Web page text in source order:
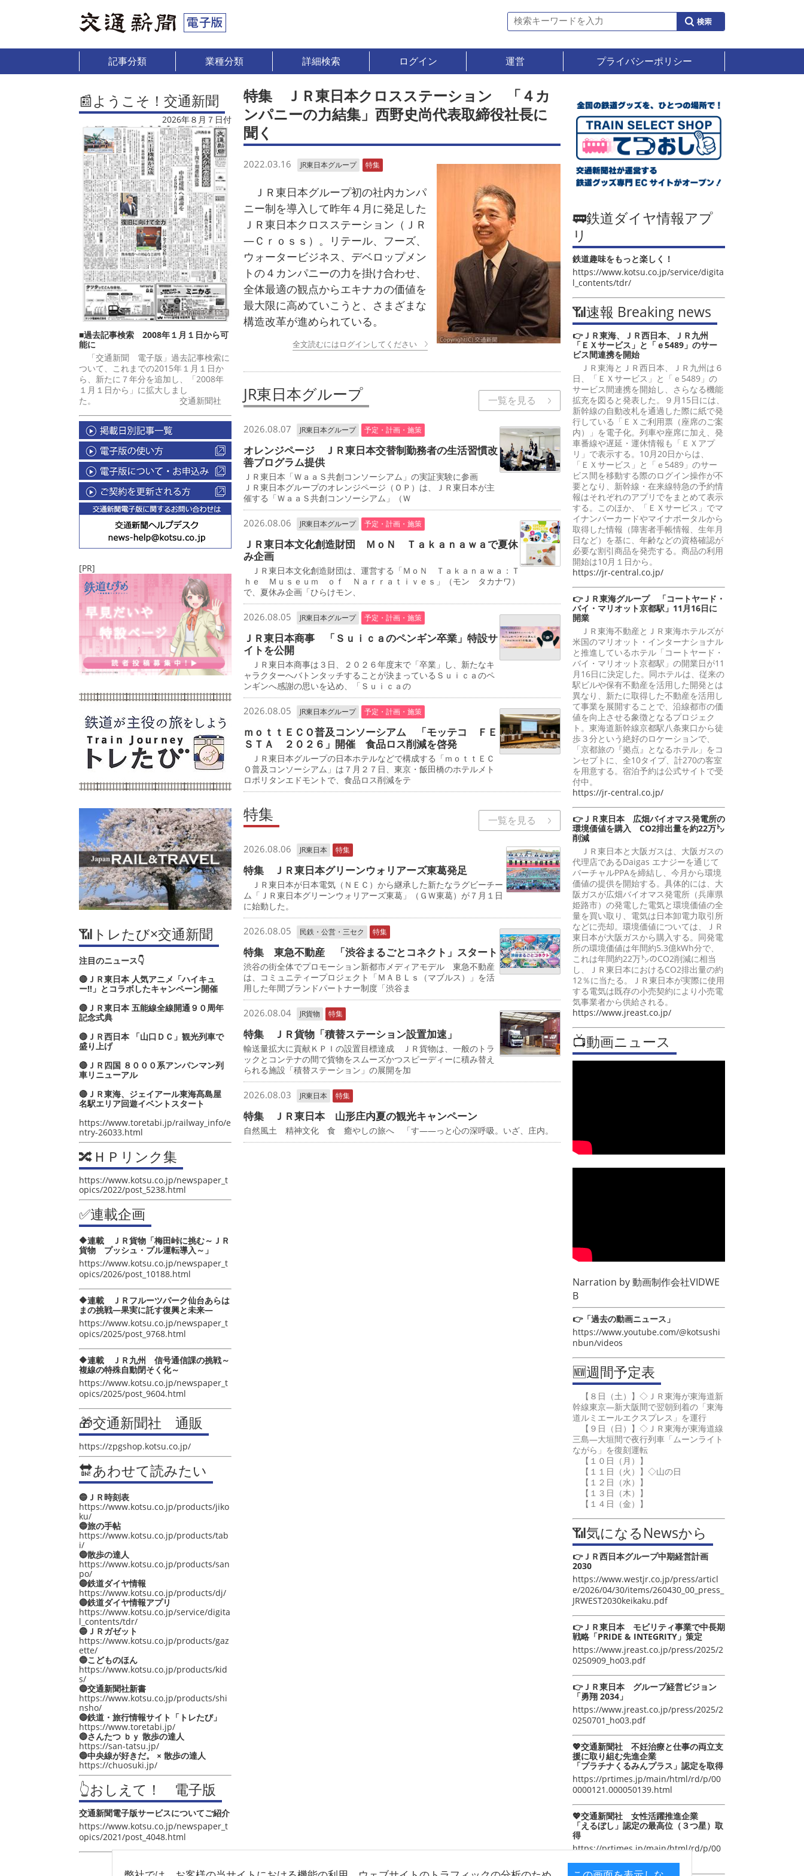
記事分類 業種分類 詳細検索 ログイン 運営 プライバシーポリシー
📰ようこそ！交通新聞
2026年８月７日付
■過去記事検索 2008年１月１日から可
能に
「交通新聞 電子版」過去記事検索に
ついて、これまでの2015年１月１日か
ら、新たに７年分を追加し、「2008年
１月１日から」に拡大しまし
た。 交通新聞社
[PR]
📶トレたび×交通新聞
注目のニュース👇
🔴ＪＲ東日本 人気アニメ「ハイキュ
ー‼」とコラボしたキャンペーン開催
🔴ＪＲ東日本 五能線全線開通９０周年
記念式典
🔴ＪＲ西日本 「山口ＤＣ」観光列車で
盛り上げ
🔴ＪＲ四国 ８０００系アンパンマン列
車リニューアル
🔴ＪＲ東海、ジェイアール東海髙島屋
名駅エリア回遊イベントスタート
https://www.toretabi.jp/railway_info/e
ntry-26033.html
🔀ＨＰリンク集
https://www.kotsu.co.jp/newspaper_t
opics/2022/post_5238.html
✅連載企画
🔶連載 ＪＲ貨物「梅田峠に挑む～ＪＲ
貨物 プッシュ・プル運転導入～」
https://www.kotsu.co.jp/newspaper_t
opics/2026/post_10188.html
🔶連載 ＪＲフルーツパーク仙台あらは
まの挑戦―果実に託す復興と未来―
https://www.kotsu.co.jp/newspaper_t
opics/2025/post_9768.html
🔶連載 ＪＲ九州 信号通信課の挑戦～
複線の特殊自動閉そく化～
https://www.kotsu.co.jp/newspaper_t
opics/2025/post_9604.html
🎁交通新聞社 通販
https://zpgshop.kotsu.co.jp/
🔛あわせて読みたい
🔵ＪＲ時刻表
https://www.kotsu.co.jp/products/jiko
ku/
🔵旅の手帖
https://www.kotsu.co.jp/products/tab
i/
🔵散歩の達人
https://www.kotsu.co.jp/products/san
po/
🔵鉄道ダイヤ情報
https://www.kotsu.co.jp/products/dj/
🔵鉄道ダイヤ情報アプリ
https://www.kotsu.co.jp/service/digita
l_contents/tdr/
🔵ＪＲガゼット
https://www.kotsu.co.jp/products/gaz
ette/
🔵こどものほん
https://www.kotsu.co.jp/products/kid
s/
🔵交通新聞社新書
https://www.kotsu.co.jp/products/shi
nsho/
🔵鉄道・旅行情報サイト「トレたび」
https://www.toretabi.jp/
🔵さんたつ ｂｙ 散歩の達人
https://san-tatsu.jp/
🔵中央線が好きだ。 × 散歩の達人
https://chuosuki.jp/
👆おしえて！ 電子版
交通新聞電子版サービスについてご紹介
https://www.kotsu.co.jp/newspaper_t
opics/2021/post_4048.html
特集 ＪＲ東日本クロスステーション 「４カ
ンパニーの力結集」西野史尚代表取締役社長に
聞く
2022.03.16 JR東日本グループ 特集
ＪＲ東日本グループ初の社内カンパ
ニー制を導入して昨年４月に発足した
ＪＲ東日本クロスステーション（ＪＲ
―Ｃｒｏｓｓ）。リテール、フーズ、
ウォータービジネス、デベロップメン
トの４カンパニーの力を掛け合わせ、
全体最適の観点からエキナカの価値を
最大限に高めていこうと、さまざまな
構造改革が進められている。
全文読むにはログインしてください
JR東日本グループ 一覧を見る
2026.08.07 JR東日本グループ 予定・計画・施策
オレンジページ ＪＲ東日本交替制勤務者の生活習慣改
善プログラム提供
ＪＲ東日本「ＷａａＳ共創コンソーシアム」の実証実験に参画
ＪＲ東日本グループのオレンジページ（ＯＰ）は、ＪＲ東日本が主
催する「ＷａａＳ共創コンソーシアム」（Ｗ
2026.08.06 JR東日本グループ 予定・計画・施策
ＪＲ東日本文化創造財団 ＭｏＮ Ｔａｋａｎａｗａで夏休
み企画
ＪＲ東日本文化創造財団は、運営する「ＭｏＮ Ｔａｋａｎａｗａ：Ｔ
ｈｅ Ｍｕｓｅｕｍ ｏｆ Ｎａｒｒａｔｉｖｅｓ」（モン タカナワ）
で、夏休み企画「ひらけモン、
2026.08.05 JR東日本グループ 予定・計画・施策
ＪＲ東日本商事 「Ｓｕｉｃａのペンギン卒業」特設サ
イトを公開
ＪＲ東日本商事は３日、２０２６年度末で「卒業」し、新たなキ
ャラクターへバトンタッチすることが決まっているＳｕｉｃａのペ
ンギンへ感謝の思いを込め、「Ｓｕｉｃａの
2026.08.05 JR東日本グループ 予定・計画・施策
ｍｏｔｔＥＣＯ普及コンソーシアム 「モッテコ ＦＥ
ＳＴＡ ２０２６」開催 食品ロス削減を啓発
ＪＲ東日本グループの日本ホテルなどで構成する「ｍｏｔｔＥＣ
Ｏ普及コンソーシアム」は７月２７日、東京・飯田橋のホテルメト
ロポリタンエドモントで、食品ロス削減をテ
特集 一覧を見る
2026.08.06 JR東日本 特集
特集 ＪＲ東日本グリーンウォリアーズ東葛発足
ＪＲ東日本が日本電気（ＮＥＣ）から継承した新たなラグビーチー
ム「ＪＲ東日本グリーンウォリアーズ東葛」（ＧＷ東葛）が７月１日
に始動した。
2026.08.05 民鉄・公営・三セク 特集
特集 東急不動産 「渋谷まるごとコネクト」スタート
渋谷の街全体でプロモーション新都市メディアモデル 東急不動産
は、コミュニティープロジェクト「ＭＡＢＬｓ（マブルス）」を活
用した年間ブランドパートナー制度「渋谷ま
2026.08.04 JR貨物 特集
特集 ＪＲ貨物「積替ステーション設置加速」
輸送量拡大に貢献ＫＰＩの設置目標達成 ＪＲ貨物は、一般のトラ
ックとコンテナの間で貨物をスムーズかつスピーディーに積み替え
られる施設「積替ステーション」の展開を加
2026.08.03 JR東日本 特集
特集 ＪＲ東日本 山形庄内夏の観光キャンペーン
自然風土 精神文化 食 癒やしの旅へ 「す――っと心の深呼吸。いざ、庄内。
🚃鉄道ダイヤ情報アプ
リ
鉄道趣味をもっと楽しく！
https://www.kotsu.co.jp/service/digita
l_contents/tdr/
📶速報 Breaking news
👉ＪＲ東海、ＪＲ西日本、ＪＲ九州
「ＥＸサービス」と「ｅ5489」のサー
ビス間連携を開始
ＪＲ東海とＪＲ西日本、ＪＲ九州は６
日、「ＥＸサービス」と「ｅ5489」の
サービス間連携を開始し、さらなる機能
拡充を図ると発表した。９月15日には、
新幹線の自動改札を通過した際に紙で発
行している「ＥＸご利用票（座席のご案
内）」を電子化。列車や座席に加え、発
車番線や遅延・運休情報も「ＥＸアプ
リ」で表示する。10月20日からは、
「ＥＸサービス」と「ｅ5489」のサー
ビス間を移動する際のログイン操作が不
要となり、新幹線・在来線特急の予約情
報はそれぞれのアプリでをまとめて表示
する。このほか、「ＥＸサービス」でマ
イナンバーカードやマイナポータルから
取得した情報（障害者手帳情報、生年月
日など）を基に、年齢などの資格確認が
必要な割引商品を発売する。商品の利用
開始は10月１日から。
https://jr-central.co.jp/
👉ＪＲ東海グループ 「コートヤード・
バイ・マリオット京都駅」11月16日に
開業
ＪＲ東海不動産とＪＲ東海ホテルズが
米国のマリオット・インターナショナル
と推進しているホテル「コートヤード・
バイ・マリオット京都駅」の開業日が11
月16日に決定した。同ホテルは、従来の
駅ビルや保有不動産を活用した開発とは
異なり、新たに取得した不動産を活用し
て事業を展開することで、沿線都市の価
値を向上させる象徴となるプロジェク
ト。東海道新幹線京都駅八条東口から徒
歩３分という絶好のロケーションで、
「京都旅の『拠点』となるホテル」をコ
ンセプトに、全10タイプ、計270の客室
を用意する。宿泊予約は公式サイトで受
付中。
https://jr-central.co.jp/
👉ＪＲ東日本 広畑バイオマス発電所の
環境価値を購入 CO2排出量を約22万㌧
削減
ＪＲ東日本と大阪ガスは、大阪ガスの
代理店であるDaigas エナジーを通じて
バーチャルPPAを締結し、今月から環境
価値の提供を開始する。具体的には、大
阪ガスが広畑バイオマス発電所（兵庫県
姫路市）の発電した電気と環境価値の全
量を買い取り、電気は日本卸電力取引所
などに売却。環境価値については、ＪＲ
東日本が大阪ガスから購入する。同発電
所の環境価値は年間約5.3億kWh分で、
これは年間約22万㌧のCO2削減に相当
し、ＪＲ東日本におけるCO2排出量の約
12％に当たる。ＪＲ東日本が実際に使用
する電気は既存の小売契約により小売電
気事業者から供給される。
https://www.jreast.co.jp/
📺動画ニュース
Narration by動画制作会社VIDWE
B
👉「過去の動画ニュース」
https://www.youtube.com/@kotsushi
nbun/videos
🆕週間予定表
【８日（土）】◇ＪＲ東海が東海道新
幹線東京―新大阪間で翌朝到着の「東海
道ルミエールエクスプレス」を運行
【９日（日）】◇ＪＲ東海が東海道線
三島―大垣間で夜行列車「ムーンライト
ながら」を復刻運転
【１０日（月）】
【１１日（火）】◇山の日
【１２日（水）】
【１３日（木）】
【１４日（金）】
📶気になるNewsから
👉ＪＲ西日本グループ中期経営計画
2030
https://www.westjr.co.jp/press/articl
e/2026/04/30/items/260430_00_press_
JRWEST2030keikaku.pdf
👉ＪＲ東日本 モビリティ事業で中長期
戦略「PRIDE & INTEGRITY」策定
https://www.jreast.co.jp/press/2025/2
0250909_ho03.pdf
👉ＪＲ東日本 グループ経営ビジョン
「勇翔 2034」
https://www.jreast.co.jp/press/2025/2
0250701_ho03.pdf
💖交通新聞社 不妊治療と仕事の両立支
援に取り組む先進企業
「プラチナくるみんプラス」認定を取得
https://prtimes.jp/main/html/rd/p/00
0000121.000050139.html
💖交通新聞社 女性活躍推進企業
「えるぼし」認定の最高位（３つ星）取
得
https://prtimes.jp/main/html/rd/p/00